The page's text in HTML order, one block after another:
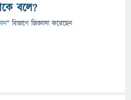
বলে?
" বিভাগে জিজ্ঞাসাকরেছেন